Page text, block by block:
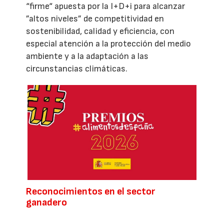
“firme“ apuesta por la I+D+i para alcanzar
”altos niveles” de competitividad en
sostenibilidad, calidad y eficiencia, con
especial atención a la protección del medio
ambiente y a la adaptación a las
circunstancias climáticas.
Reconocimientos en el sector
ganadero